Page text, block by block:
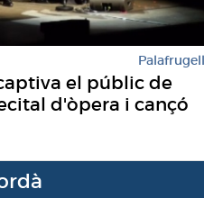
Palafrugell
el públic de
d'òpera i cançó